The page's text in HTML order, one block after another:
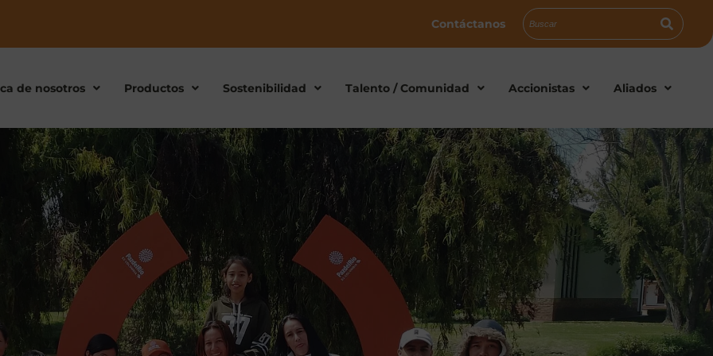
Contáctanos
de nosotros Productos Sostenibilidad Talento / Comunidad Accionistas Aliados